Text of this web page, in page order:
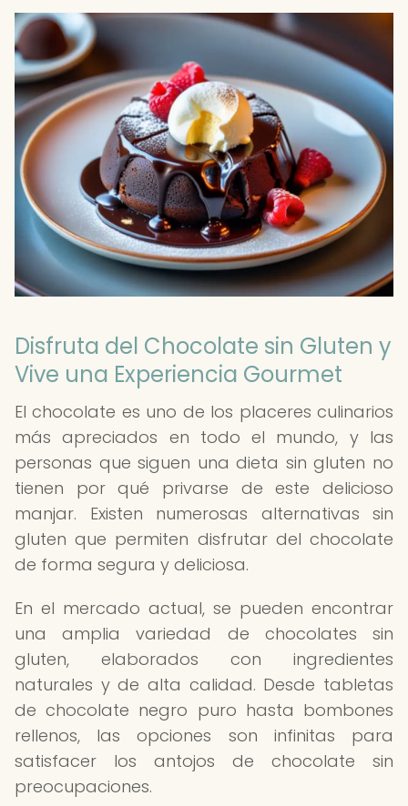
Disfruta del Chocolate sin Gluten y
Vive una Experiencia Gourmet
El chocolate es uno de los placeres culinarios
más apreciados en todo el mundo, y las
personas que siguen una dieta sin gluten no
tienen por qué privarse de este delicioso
manjar. Existen numerosas alternativas sin
gluten que permiten disfrutar del chocolate
de forma segura y deliciosa.
En el mercado actual, se pueden encontrar
una amplia variedad de chocolates sin
gluten, elaborados con ingredientes
naturales y de alta calidad. Desde tabletas
de chocolate negro puro hasta bombones
rellenos, las opciones son infinitas para
satisfacer los antojos de chocolate sin
preocupaciones.